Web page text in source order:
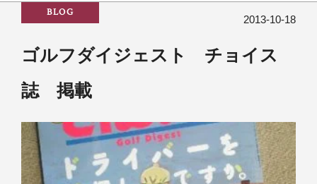
BLOG
2013-10-18
ゴルフダイジェスト チョイス
誌 掲載